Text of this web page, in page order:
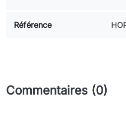
Référence
Commentaires (0)